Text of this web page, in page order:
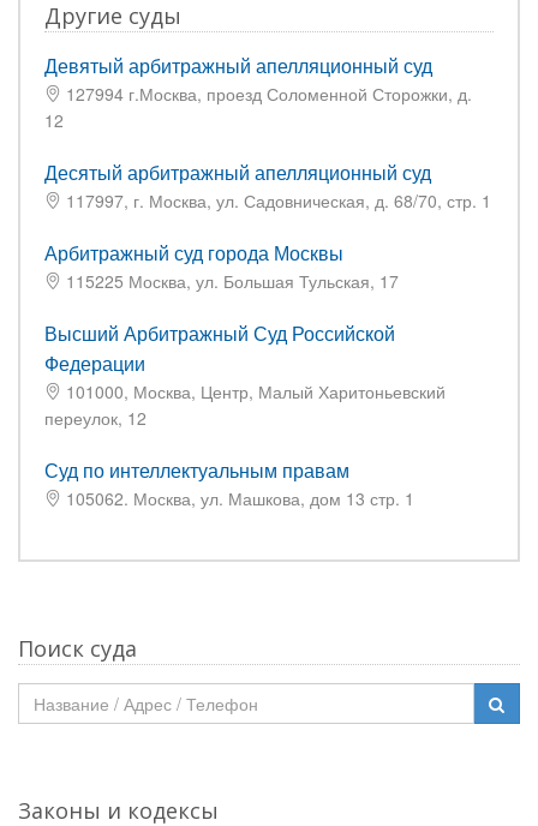
Другие суды
Девятый арбитражный апелляционный суд
127994 г.Москва, проезд Соломенной Сторожки, д.
12
Десятый арбитражный апелляционный суд
117997, г. Москва, ул. Садовническая, д. 68/70, стр. 1
Арбитражный суд города Москвы
115225 Москва, ул. Большая Тульская, 17
Высший Арбитражный Суд Российской
Федерации
101000, Москва, Центр, Малый Харитоньевский
переулок, 12
Суд по интеллектуальным правам
105062. Москва, ул. Машкова, дом 13 стр. 1
Поиск суда
Законы и кодексы